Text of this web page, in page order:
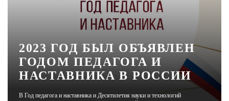
ХАЙП
ЧЕЛОВЕК ОСОБЕННЫЙ
КУЛЬТ ЕДЫ
АФИША
2023 ГОД БЫЛ ОБЪЯВЛЕН
ГОДОМ ПЕДАГОГА И
НАСТАВНИКА В РОССИИ
В Год педагога и наставника и Десятилетия науки и технологий